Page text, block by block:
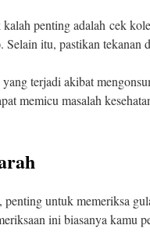
penting adalah cek
itu, pastikan tekanan
terjadi akibat
memicu masalah
untuk memeriksa
ini biasanya kamu